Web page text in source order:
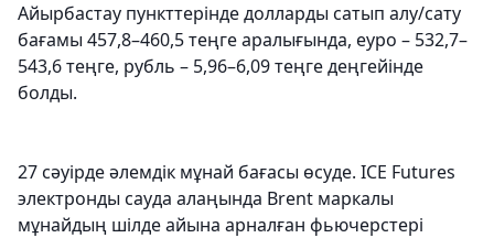
Айырбастау пункттерінде долларды сатып алу/сату
бағамы 457,8–460,5 теңге аралығында, еуро – 532,7–
543,6 теңге, рубль – 5,96–6,09 теңге деңгейінде
болды.
27 сәуірде әлемдік мұнай бағасы өсуде. ICE Futures
электронды сауда алаңында Brent маркалы
мұнайдың шілде айына арналған фьючерстері